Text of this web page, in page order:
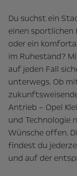
Du suchst ein
einen sportlichen
oder ein
im Ruhestand?
auf jeden Fall
unterwegs. Ob
Antrieb – Opel
und Technologie
Wünsche offen.
findest du
und auf der